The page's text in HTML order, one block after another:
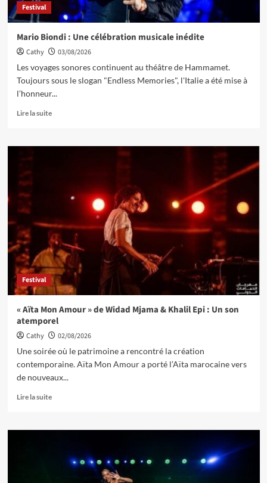
Festival
Mario Biondi : Une célébration musicale inédite
Cathy
03/08/2026
Les voyages sonores continuent au théâtre de Hammamet.
Toujours sous le slogan "Endless Memories", l'Italie a été mise à
l’honneur...
Lire la suite
Festival
« Aïta Mon Amour » de Widad Mjama & Khalil Epi : Un son
atemporel
Cathy
02/08/2026
Une soirée où le patrimoine a rencontré la création
contemporaine. Aïta Mon Amour a porté l’Aïta marocaine vers
de nouveaux...
Lire la suite